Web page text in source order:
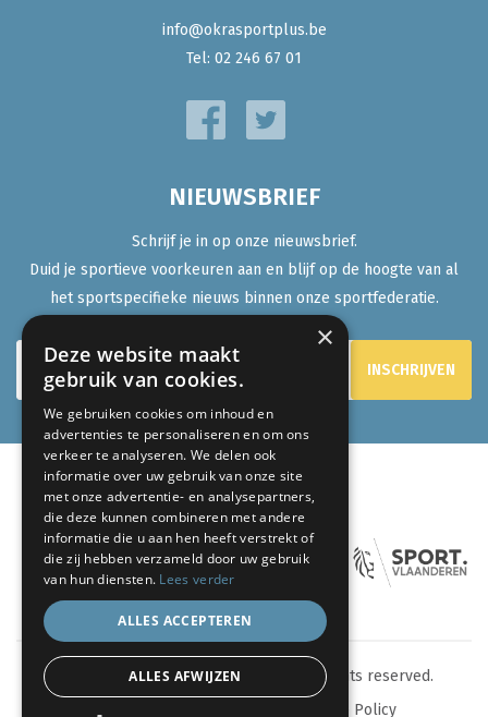
info@okrasportplus.be
Tel: 02 246 67 01
NIEUWSBRIEF
Schrijf je in op onze nieuwsbrief.
Duid je sportieve voorkeuren aan en blijf op de hoogte van al
het sportspecifieke nieuws binnen onze sportfederatie.
ONZE PARTNERS:
© 2024 eenlevenlangsporten.be - All rights reserved.
Cookie Policy
×
Deze website maakt
gebruik van cookies.
We gebruiken cookies om inhoud en
advertenties te personaliseren en om ons
verkeer te analyseren. We delen ook
informatie over uw gebruik van onze site
met onze advertentie- en analysepartners,
die deze kunnen combineren met andere
informatie die u aan hen heeft verstrekt of
die zij hebben verzameld door uw gebruik
van hun diensten. Lees verder
ALLES ACCEPTEREN
ALLES AFWIJZEN